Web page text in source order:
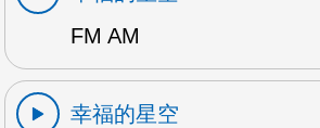
FM AM
幸福的星空